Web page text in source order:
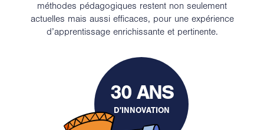
méthodes pédagogiques restent non seulement
actuelles mais aussi efficaces, pour une expérience
d’apprentissage enrichissante et pertinente.
30 ANS
D'INNOVATION